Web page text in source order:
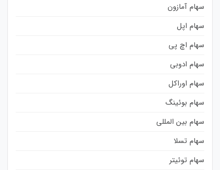
سهام آمازون
سهام اپل
سهام اچ پی
سهام ادوبی
سهام اوراکل
سهام بوئینگ
سهام بین المللی
سهام تسلا
سهام توئیتر